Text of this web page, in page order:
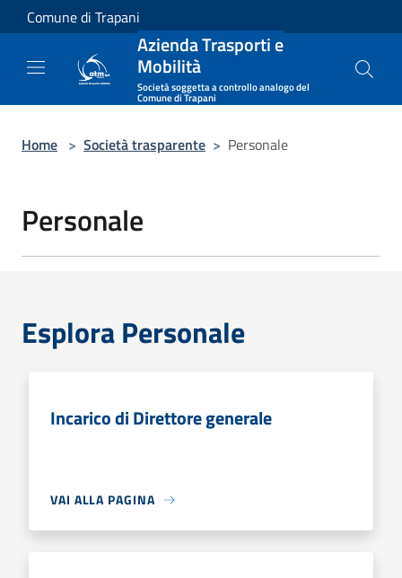
Salta al contenuto principale
Comune di Trapani
Azienda Trasporti e
Mobilità
Società soggetta a controllo analogo del
Comune di Trapani
Home > Società trasparente > Personale
Personale
Esplora Personale
Incarico di Direttore generale
VAI ALLA PAGINA